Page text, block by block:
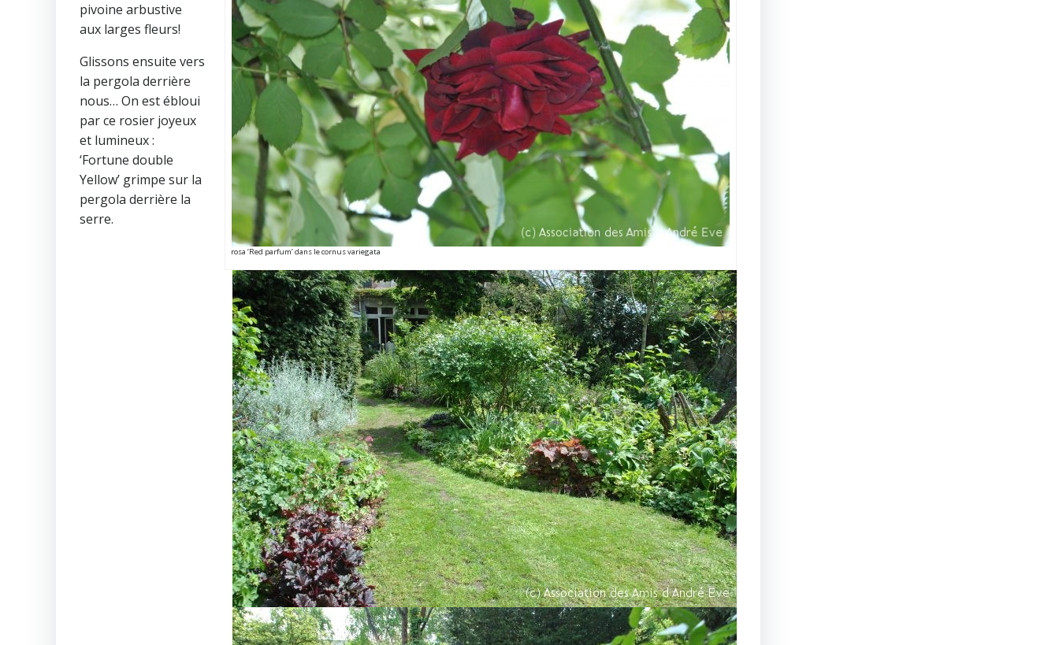
rosa ‘Red parfum’ dans le cornus variegata
pivoine arbustive
aux larges fleurs!
Glissons ensuite vers
la pergola derrière
nous… On est ébloui
par ce rosier joyeux
et lumineux :
‘Fortune double
Yellow’ grimpe sur la
pergola derrière la
serre.